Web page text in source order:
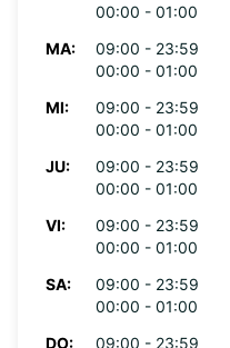
00:00 - 01:00
MA:
09:00 - 23:59
00:00 - 01:00
MI:
09:00 - 23:59
00:00 - 01:00
JU:
09:00 - 23:59
00:00 - 01:00
VI:
09:00 - 23:59
00:00 - 01:00
SA:
09:00 - 23:59
00:00 - 01:00
DO:
09:00 - 23:59